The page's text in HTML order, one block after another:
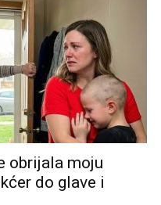
obrijala moju
do glave i